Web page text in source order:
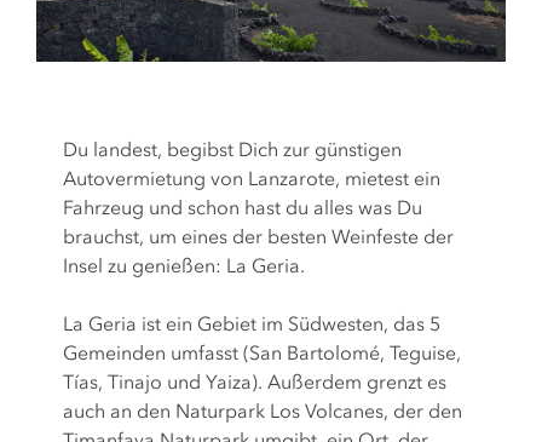
Du landest, begibst Dich zur günstigen
Autovermietung von Lanzarote, mietest ein
Fahrzeug und schon hast du alles was Du
brauchst, um eines der besten Weinfeste der
Insel zu genießen: La Geria.
La Geria ist ein Gebiet im Südwesten, das 5
Gemeinden umfasst (San Bartolomé, Teguise,
Tías, Tinajo und Yaiza). Außerdem grenzt es
auch an den Naturpark Los Volcanes, der den